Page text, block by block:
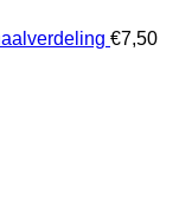
€7,50